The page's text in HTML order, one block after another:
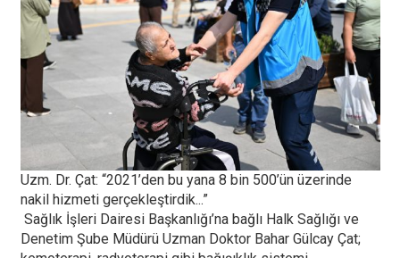
Uzm. Dr. Çat: “2021’den bu yana 8 bin 500’ün üzerinde
nakil hizmeti gerçekleştirdik...”
Sağlık İşleri Dairesi Başkanlığı’na bağlı Halk Sağlığı ve
Denetim Şube Müdürü Uzman Doktor Bahar Gülcay Çat;